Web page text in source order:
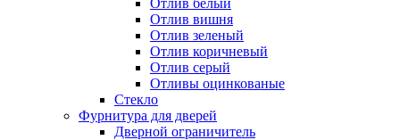
Отлив белый
Отлив вишня
Отлив зеленый
Отлив коричневый
Отлив серый
Отливы оцинкованые
Стекло
Фурнитура для дверей
Дверной ограничитель